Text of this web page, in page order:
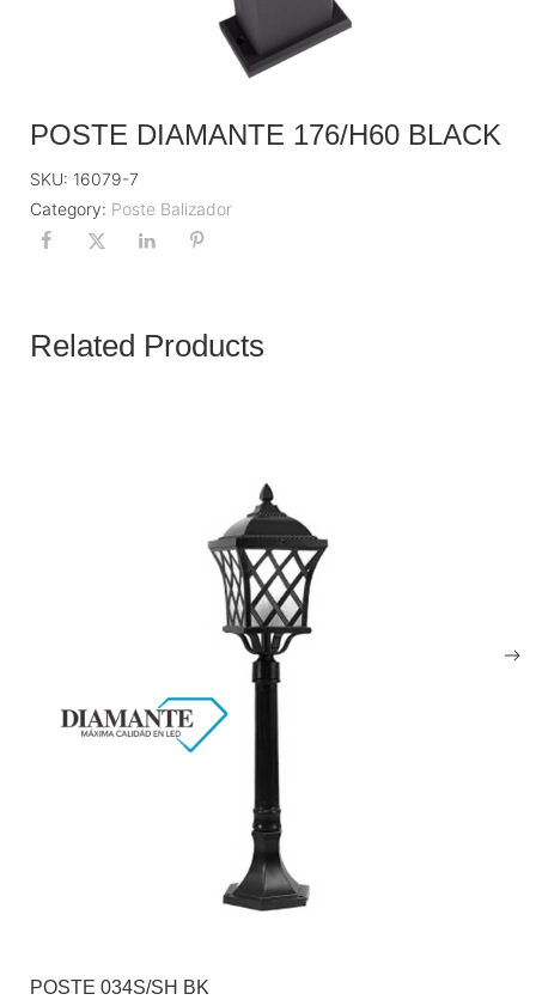
POSTE DIAMANTE 176/H60 BLACK
SKU: 16079-7
Category: Poste Balizador
Related Products
POSTE 034S/SH BK